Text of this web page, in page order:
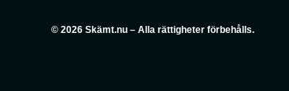
© 2026 Skämt.nu – Alla rättigheter förbehålls.